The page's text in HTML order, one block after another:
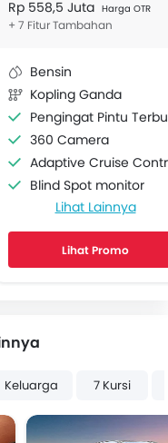
Rp 558,5 Juta Harga OTR
+ 7 Fitur Tambahan
Bensin
Kopling Ganda
Pengingat Pintu
360 Camera
Adaptive Cruise
Blind Spot monitor
Rear Cross Traffic
Memory Seats
Lane Departure Warning
Lihat Lainnya
Lihat Promo
Keluarga 7 Kursi